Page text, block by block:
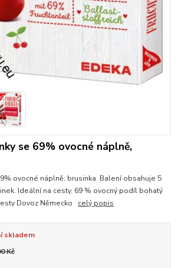
se 69% ovocné náplně,
ovocné náplně, brusinka Balení obsahuje 5
Ideální na cesty. 69 % ovocný podíl bohatý
Dovoz Německo celý popis
skladem
Kč